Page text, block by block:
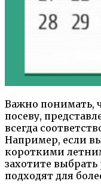
Важно понимать,
посеву,
всегда
Например, если
короткими
захотите
подходят для